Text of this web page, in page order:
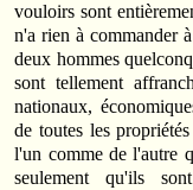
vouloirs sont
n'a rien à commander
deux hommes
sont tellement
nationaux,
de toutes les
l'un comme de l'autre
seulement qu'ils